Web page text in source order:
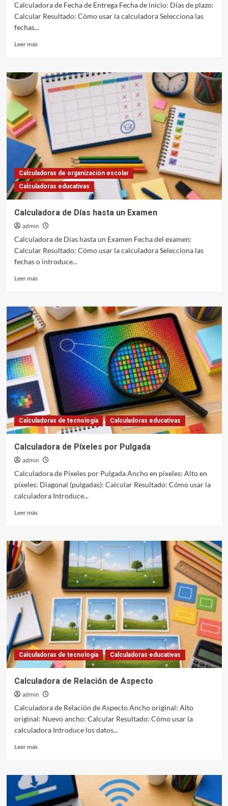
Calculadora de Fecha de Entrega Fecha de inicio: Días de plazo:
Calcular Resultado: Cómo usar la calculadora Selecciona las
fechas...
Leer másLeer
Calculadora
de
Fecha
Entrega
Calculadoras de organización escolar
Calculadoras educativas
Calculadora de Días hasta un Examen
admin
Calculadora de Días hasta un Examen Fecha del examen:
Calcular Resultado: Cómo usar la calculadora Selecciona las
fechas o introduce...
Leer másLeer
Calculadora
de
Días
hasta
un
Examen
Calculadoras de tecnología Calculadoras educativas
Calculadora de Píxeles por Pulgada
admin
Calculadora de Píxeles por Pulgada Ancho en píxeles: Alto en
píxeles: Diagonal (pulgadas): Calcular Resultado: Cómo usar la
calculadora Introduce...
Leer másLeer
Calculadora
de
Píxeles
por
Calculadoras de tecnología Calculadoras educativas
Calculadora de Relación de Aspecto
admin
Calculadora de Relación de Aspecto Ancho original: Alto
original: Nuevo ancho: Calcular Resultado: Cómo usar la
calculadora Introduce los datos...
Leer másLeer
Calculadora
de
Relación
de